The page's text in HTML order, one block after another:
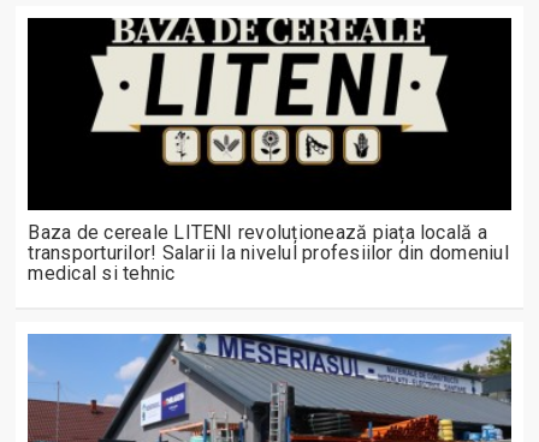
Baza de cereale LITENI revoluționează piața locală a
transporturilor! Salarii la nivelul profesiilor din domeniul
medical si tehnic